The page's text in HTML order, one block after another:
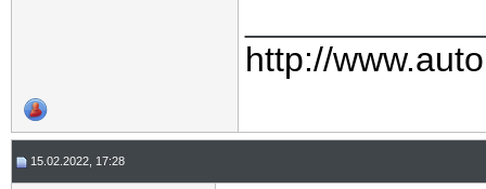
http://
15.02.2022, 17:28